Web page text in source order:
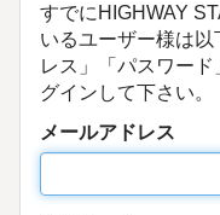
すでにHIGHWAY
いるユーザー様は
レス」「パスワー
グインして下さい。
メールアドレス